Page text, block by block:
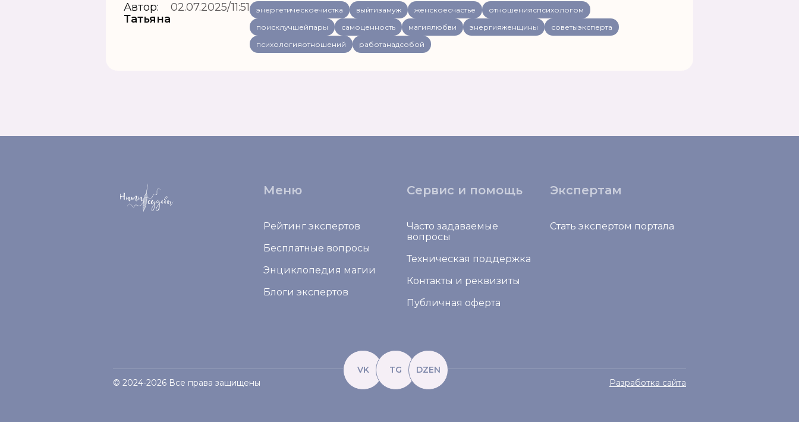
Автор:
Татьяна
02.07.2025/11:51 энергетическоечистка выйтизамуж женскоесчастье
отношенияспсихологом
поисклучшейпары
самоценность магиялюбви энергияженщины
советыэксперта
психологияотношений
работанадсобой
Меню
Рейтинг экспертов
Бесплатные вопросы
Энциклопедия магии
Блоги экспертов
Сервис и помощь
Часто задаваемые
вопросы
Техническая поддержка
Контакты и реквизиты
Публичная оферта
Экспертам
Стать экспертом портала
VK TG
DZEN
© 2024-2026 Все права защищены
Разработка сайта